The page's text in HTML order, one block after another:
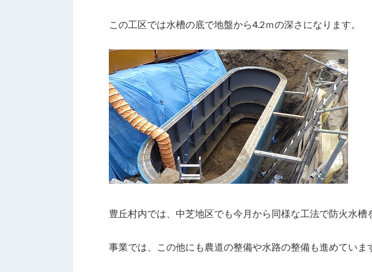
この工区では水槽の底で地盤から4.2ｍの深さになります。
豊丘村内では、中芝地区でも今月から同様な工法で防火水槽
事業では、この他にも農道の整備や水路の整備も進めていま